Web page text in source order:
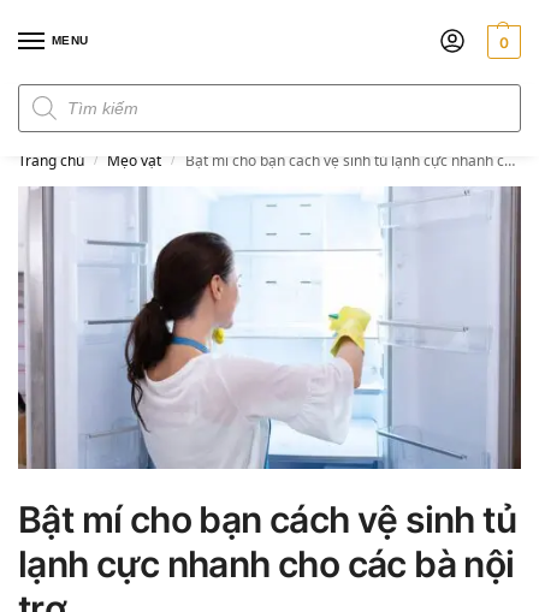
MENU 0
Trang chủ / Mẹo vặt / Bật mí cho bạn cách vệ sinh tủ lạnh cực nhanh cho các bà nội trợ
Bật mí cho bạn cách vệ sinh tủ
lạnh cực nhanh cho các bà nội